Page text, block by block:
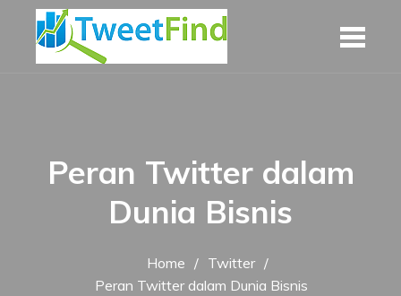
Peran Twitter dalam
Dunia Bisnis
Home
Twitter
Peran Twitter dalam Dunia Bisnis